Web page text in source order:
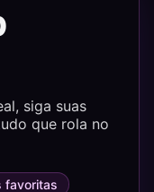
siga suas
que rola no
favoritas